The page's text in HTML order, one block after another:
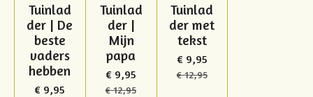
Tuinlad
der | De
beste
vaders
hebben
€ 9,95
Tuinlad
der |
Mijn
papa
€ 9,95
€ 12,95
Tuinlad
der met
tekst
€ 9,95
€ 12,95